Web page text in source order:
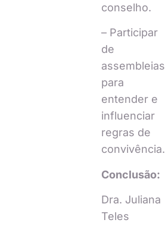
conselho.
– Participar
de
assembleias
para
entender e
influenciar
regras de
convivência.
Conclusão:
Dra. Juliana
Teles